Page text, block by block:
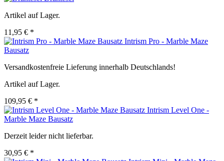
Artikel auf Lager.
11,95 € *
Intrism Pro - Marble Maze
Bausatz
Versandkostenfreie Lieferung innerhalb Deutschlands!
Artikel auf Lager.
109,95 € *
Intrism Level One -
Marble Maze Bausatz
Derzeit leider nicht lieferbar.
30,95 € *